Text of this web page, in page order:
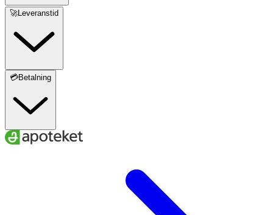
🚀Leveranstid
💳Betalning